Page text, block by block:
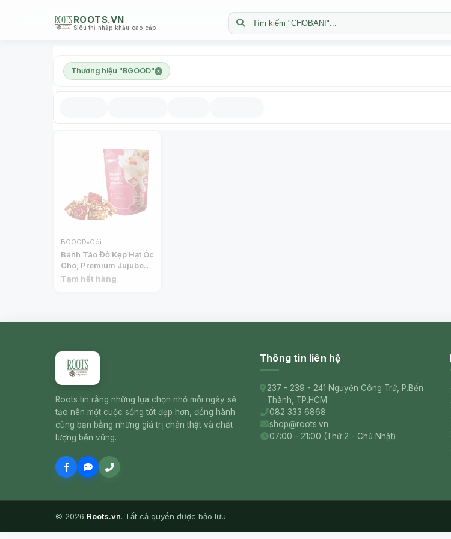
ROOTS.VN
Siêu thị nhập khẩu cao cấp
Tìm kiếm "CHOBANI"...
Thương hiệu "BGOOD"
BGOOD•Gói
Bánh Táo Đỏ Kẹp Hạt Óc
Chó, Premium Jujube
Walnut Snacks from
Tạm hết hàng
Roots tin rằng những lựa chọn nhỏ mỗi ngày sẽ
tạo nên một cuộc sống tốt đẹp hơn, đồng hành
cùng bạn bằng những giá trị chân thật và chất
lượng bền vững.
Thông tin liên hệ
237 - 239 - 241 Nguyễn Công Trứ, P.Bến
Thành, TP.HCM
082 333 6868
shop@roots.vn
07:00 - 21:00 (Thứ 2 - Chủ Nhật)
© 2026 Roots.vn. Tất cả quyền được bảo lưu.